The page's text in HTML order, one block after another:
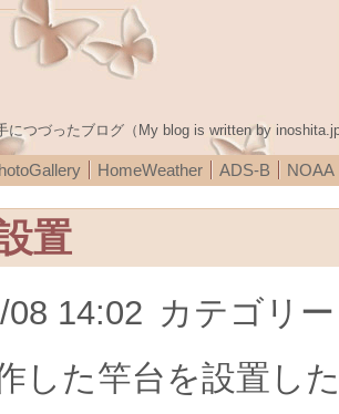
につづったブログ（My blog is written by
HomeWeather ADS-B NOAA
置
08 14:02 カテゴリ
した竿台を設置し